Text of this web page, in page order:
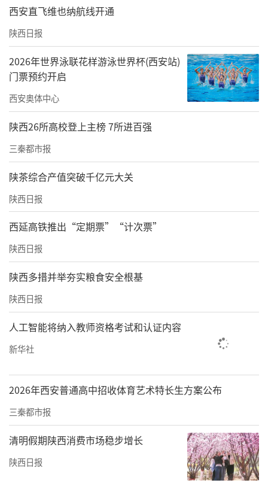
西安直飞维也纳航线开通
陕西日报
2026年世界泳联花样游泳世界杯(西安站)
门票预约开启
西安奥体中心
陕西26所高校登上主榜 7所进百强
三秦都市报
陕茶综合产值突破千亿元大关
陕西日报
西延高铁推出“定期票”“计次票”
陕西日报
陕西多措并举夯实粮食安全根基
陕西日报
人工智能将纳入教师资格考试和认证内容
新华社
2026年西安普通高中招收体育艺术特长生方案公布
三秦都市报
清明假期陕西消费市场稳步增长
陕西日报